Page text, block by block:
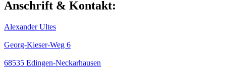
Anschrift & Kontakt:
Alexander Ultes
Georg-Kieser-Weg 6
68535 Edingen-Neckarhausen